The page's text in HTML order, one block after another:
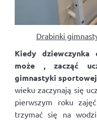
Drabinki
Kiedy
może , zacząć
gimnastyki
wieku zaczynają się
pierwszym roku
trzymać się na